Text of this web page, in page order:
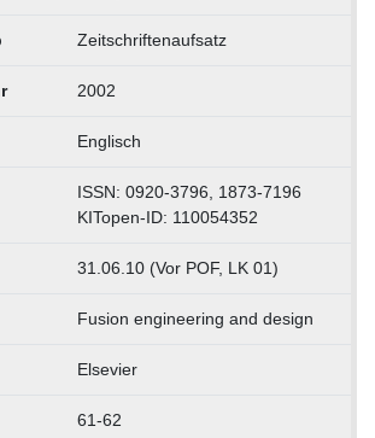
Zeitschriftenaufsatz
2002
Englisch
ISSN: 0920-3796, 1873-7196
KITopen-ID: 110054352
31.06.10 (Vor POF, LK 01)
Fusion engineering and design
Elsevier
61-62